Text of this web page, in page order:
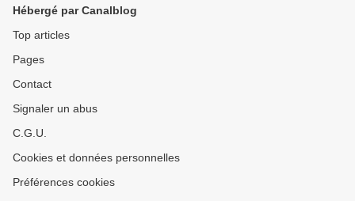
Hébergé par Canalblog
Top articles
Pages
Contact
Signaler un abus
C.G.U.
Cookies et données personnelles
Préférences cookies